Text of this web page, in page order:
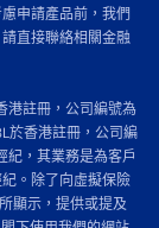
申請產品前，我們
直接聯絡相關金融
港註冊，公司編號為
於香港註冊，公司編
紀，其業務是為客戶
。除了向虛擬保險
顯示，提供或提及